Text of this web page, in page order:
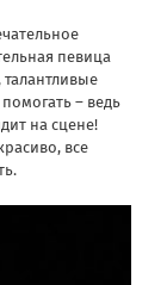
певица
– ведь
на сцене!
все